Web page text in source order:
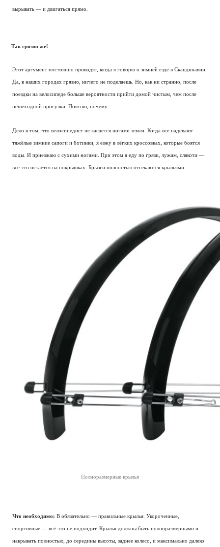
вырывать — и двигаться прямо.
Так грязно же!
Этот аргумент постоянно приводят, когда я говорю о зимней езде в Скандинавии.
Да, в наших городах грязно, ничего не поделаешь. Но, как ни странно, после
поездки на велосипеде больше вероятности прийти домой чистым, чем после
пешеходной прогулки. Поясню, почему.
Дело в том, что велосипедист не касается ногами земли. Когда все надевают
тяжёлые зимние сапоги и ботинки, я езжу в лёгких кроссовках, которые боятся
воды. И приезжаю с сухими ногами. При этом я еду по грязи, лужам, слякоти —
всё это остаётся на покрышках. Брызги полностью отсекаются крыльями.
Полноразмерные крылья
Что необходимо: В обязательно — правильные крылья. Укороченные,
спортивные — всё это не подходит. Крылья должны быть полноразмерными и
накрывать полностью, до середины высоты, заднее колесо, и максимально далеко